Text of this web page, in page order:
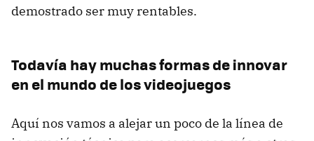
demostrado ser muy rentables.
Todavía hay muchas formas de innovar
en el mundo de los videojuegos
Aquí nos vamos a alejar un poco de la línea de